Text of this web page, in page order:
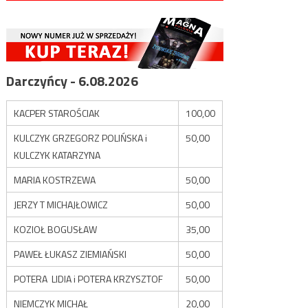
Darczyńcy - 6.08.2026
KACPER STAROŚCIAK
100,00
KULCZYK GRZEGORZ POLIŃSKA i
KULCZYK KATARZYNA
50,00
MARIA KOSTRZEWA
50,00
JERZY T MICHAJŁOWICZ
50,00
KOZIOŁ BOGUSŁAW
35,00
PAWEŁ ŁUKASZ ZIEMIAŃSKI
50,00
POTERA LIDIA i POTERA KRZYSZTOF
50,00
NIEMCZYK MICHAŁ
20,00